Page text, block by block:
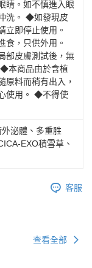
睛。如不慎進入眼
洗。 ◆如發現皮
立即停止使用。
，只供外用。
部皮膚測試後，無
本商品由於含植
原料而稍有出入，
使用。 ◆不得使
泌體、多重胜
EXO積雪草、
客服
查看全部